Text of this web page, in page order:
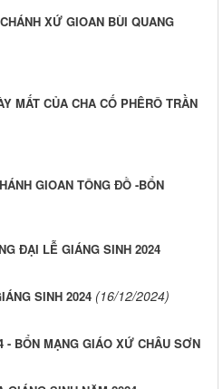
XỨ GIOAN BÙI QUANG
MẤT CỦA CHA CỐ PHÊRÔ TRẦN
GIOAN TÔNG ĐỒ -BỔN
ĐẠI LỄ GIÁNG SINH 2024
SINH 2024 (16/12/2024)
BỔN MẠNG GIÁO XỨ CHÂU SƠN